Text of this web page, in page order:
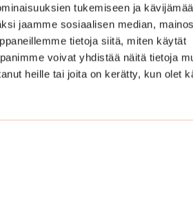
tukemiseen ja
jaamme sosiaalisen median,
tietoja siitä, miten käytät
voivat yhdistää näitä tietoja
heille tai joita on kerätty, kun olet
ja
Erityisesti
käytetyt PUR- ja
anteeksi laiminlyöntejä.
vaurioitumaan, niitä ei voi
Siivouksesta
kalliiseen lattiaremonttiin.